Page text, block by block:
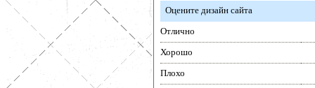
Оцените дизайн сайта
Отлично
Хорошо
Плохо